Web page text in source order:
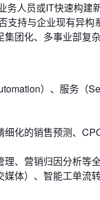
人员或IT快速构建
持与企业现有异构
团化、多事业部复
）、服务（
化的销售预测、
、营销归因分析等
体）、智能工单流